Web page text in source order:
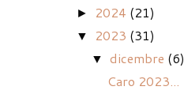
► 2024 (21)
▼ 2023 (31)
▼ dicembre (6)
Caro 2023...